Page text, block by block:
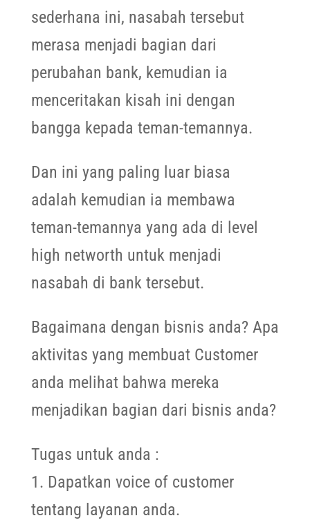
sederhana ini, nasabah tersebut
merasa menjadi bagian dari
perubahan bank, kemudian ia
menceritakan kisah ini dengan
bangga kepada teman-temannya.
Dan ini yang paling luar biasa
adalah kemudian ia membawa
teman-temannya yang ada di level
high networth untuk menjadi
nasabah di bank tersebut.
Bagaimana dengan bisnis anda? Apa
aktivitas yang membuat Customer
anda melihat bahwa mereka
menjadikan bagian dari bisnis anda?
Tugas untuk anda :
1. Dapatkan voice of customer
tentang layanan anda.